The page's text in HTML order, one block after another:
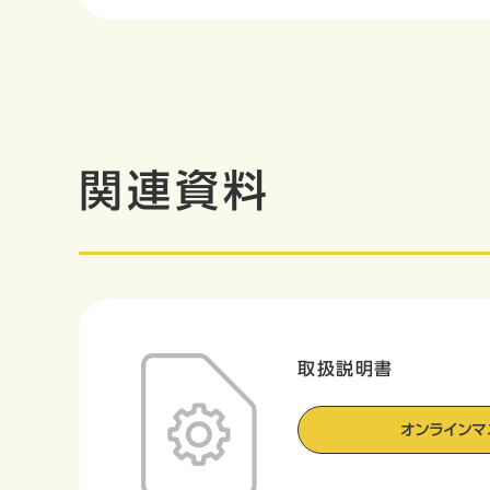
関連資料
取扱説明書
オンライン